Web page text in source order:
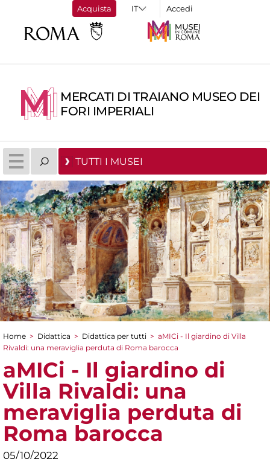
Acquista Accedi
MERCATI DI TRAIANO MUSEO DEI
FORI IMPERIALI
TUTTI I MUSEI
Tu sei qui
Home > Didattica > Didattica per tutti > aMICi - Il giardino di Villa
Rivaldi: una meraviglia perduta di Roma barocca
aMICi - Il giardino di
Villa Rivaldi: una
meraviglia perduta di
Roma barocca
05/10/2022